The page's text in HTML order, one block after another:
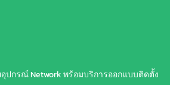
ปกรณ์ Network พร้อมบริการออกแบบติดตั้ง